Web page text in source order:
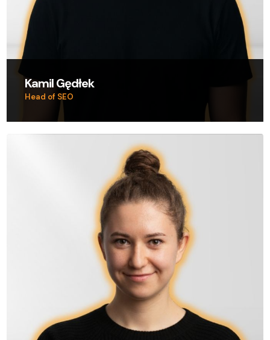
Kamil Gędłek
Head of SEO